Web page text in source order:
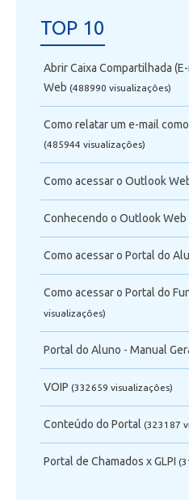
TOP 10
Abrir Caixa Compartilhada
Web (488990 visualizaçôes)
Como relatar um e-mail
(485944 visualizaçôes)
Como acessar o Outlook
Conhecendo o Outlook Web
Como acessar o Portal do
Como acessar o Portal do
visualizaçôes)
Portal do Aluno - Manual
VOIP (332659 visualizaçôes)
Conteúdo do Portal (323187
Portal de Chamados x GLPI